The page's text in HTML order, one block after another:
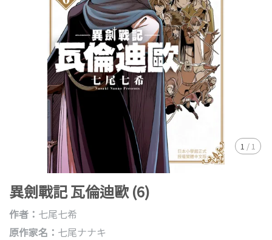
1 / 1
異劍戰記 瓦倫迪歐 (6)
作者： 七尾七希
原作家名： 七尾ナナキ